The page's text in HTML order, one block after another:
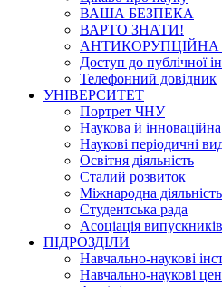
ВАША БЕЗПЕКА
ВАРТО ЗНАТИ!
АНТИКОРУПЦІЙНА
Доступ до публічної
Телефонний довідник
УНІВЕРСИТЕТ
Портрет ЧНУ
Наукова й інноваційна
Наукові періодичні
Освітня діяльність
Сталий розвиток
Міжнародна діяльність
Студентська рада
Асоціація випускників
ПІДРОЗДІЛИ
Навчально-наукові
Навчально-наукові